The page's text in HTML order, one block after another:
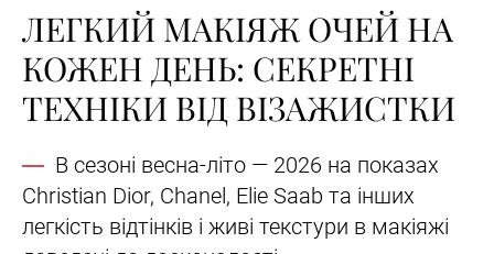
ЛЕГКИЙ МАКІЯЖ ОЧЕЙ НА
КОЖЕН ДЕНЬ: СЕКРЕТНІ
ТЕХНІКИ ВІД ВІЗАЖИСТКИ
В сезоні весна-літо — 2026 на показах
Christian Dior, Chanel, Elie Saab та інших
легкість відтінків і живі текстури в макіяжі